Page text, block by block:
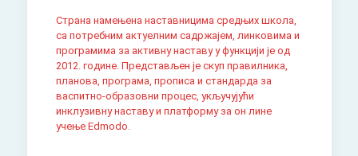
Страна намењена наставницима средњих школа,
са потребним актуелним садржајем, линковима и
програмима за активну наставу у функцији је од
2012. године. Представљен је скуп правилника,
планова, програма, прописа и стандарда за
васпитно-образовни процес, укључујући
инклузивну наставу и платформу за он лине
учење Edmodo.